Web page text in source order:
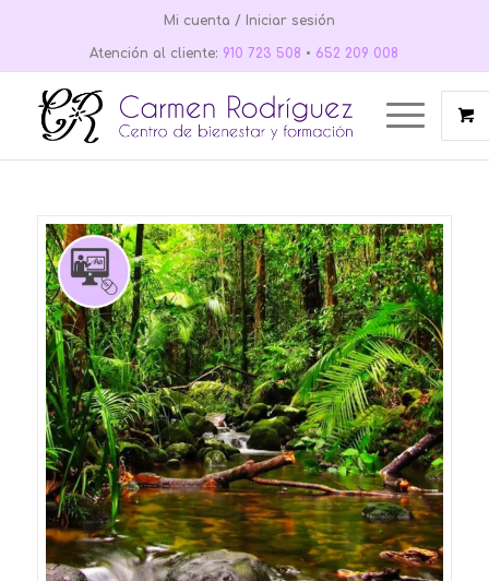
Mi cuenta / Iniciar sesión
Atención al cliente: 910 723 508 • 652 209 008